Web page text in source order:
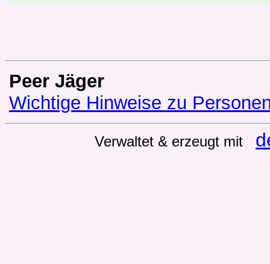
Peer Jäger
Wichtige Hinweise zu
Verwaltet & erzeugt mit